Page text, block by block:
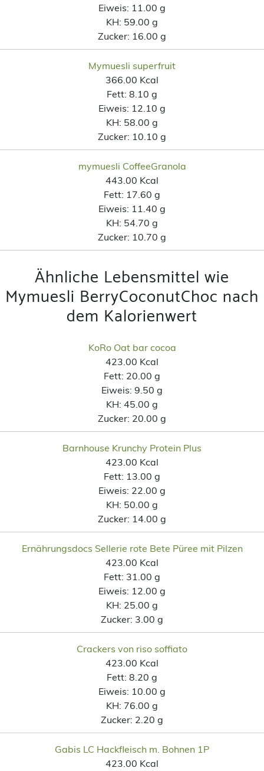
Eiweis: 11.00 g
KH: 59.00 g
Zucker: 16.00 g
Mymuesli superfruit
366.00 Kcal
Fett: 8.10 g
Eiweis: 12.10 g
KH: 58.00 g
Zucker: 10.10 g
mymuesli CoffeeGranola
443.00 Kcal
Fett: 17.60 g
Eiweis: 11.40 g
KH: 54.70 g
Zucker: 10.70 g
Ähnliche Lebensmittel wie
Mymuesli BerryCoconutChoc nach
dem Kalorienwert
KoRo Oat bar cocoa
423.00 Kcal
Fett: 20.00 g
Eiweis: 9.50 g
KH: 45.00 g
Zucker: 20.00 g
Barnhouse Krunchy Protein Plus
423.00 Kcal
Fett: 13.00 g
Eiweis: 22.00 g
KH: 50.00 g
Zucker: 14.00 g
Ernährungsdocs Sellerie rote Bete Püree mit Pilzen
423.00 Kcal
Fett: 31.00 g
Eiweis: 12.00 g
KH: 25.00 g
Zucker: 3.00 g
Crackers von riso soffiato
423.00 Kcal
Fett: 8.20 g
Eiweis: 10.00 g
KH: 76.00 g
Zucker: 2.20 g
Gabis LC Hackfleisch m. Bohnen 1P
423.00 Kcal